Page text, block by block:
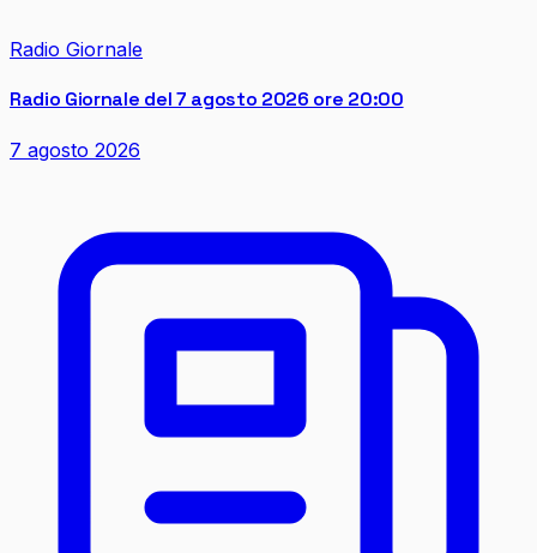
Radio Giornale
Radio Giornale del 7 agosto 2026 ore 20:00
7 agosto 2026